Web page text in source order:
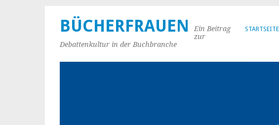
STARTSEITE
BÜCHERFRAUEN
Ein Beitrag
zur
Debattenkultur in der Buchbranche